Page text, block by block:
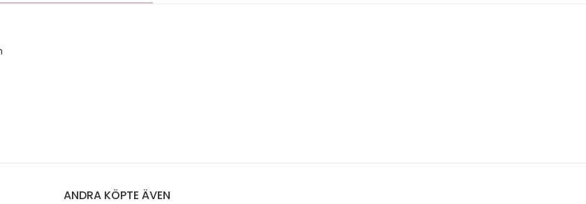
ANDRA KÖPTE ÄVEN